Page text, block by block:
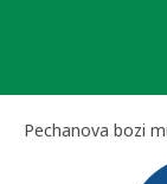
Pechanova bozi